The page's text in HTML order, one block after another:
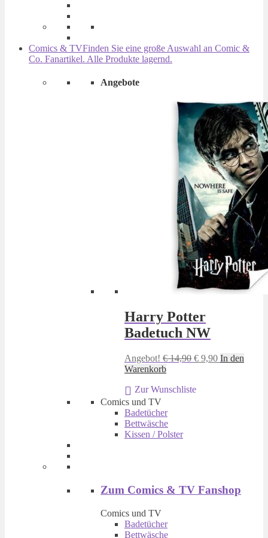
Comics & TVFinden Sie eine große Auswahl an Comic &
Co. Fanartikel. Alle Produkte lagernd.
Angebote
Harry Potter
Badetuch NW
Angebot! €14,90 Ursprünglicher
€ 14,90
€ 9,90Aktueller
In den
Warenkorb
Zur Wunschliste
Comics und TV
Badetücher
Bettwäsche
Kissen / Polster
Zum Comics & TV Fanshop
Comics und TV
Badetücher
Bettwäsche